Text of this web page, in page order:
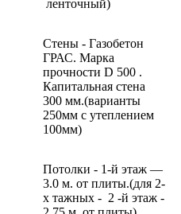
ленточный)
Стены - Газобетон
ГРАС. Марка
прочности D 500 .
Капитальная стена
300 мм.(варианты
250мм с утеплением
100мм)
Потолки - 1-й этаж —
3.0 м. от плиты.(для 2-
х тажных - 2 -й этаж -